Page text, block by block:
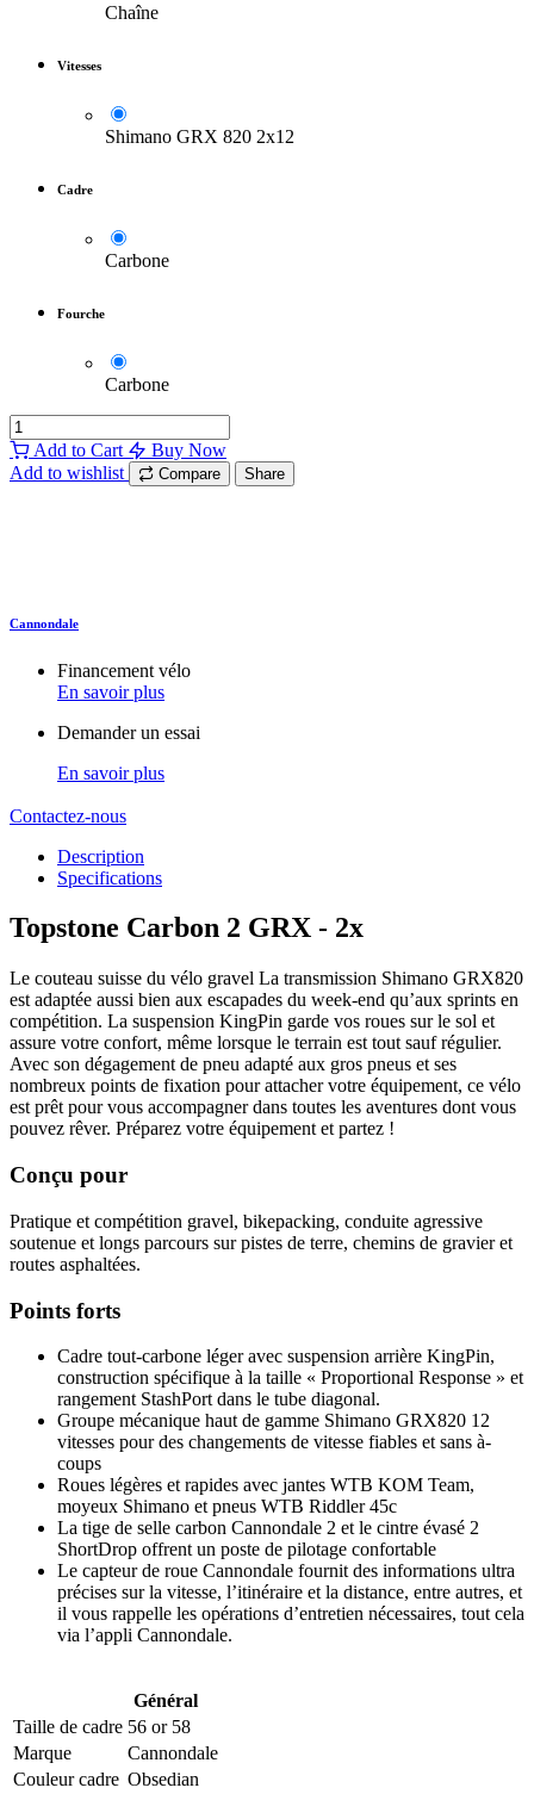
Chaîne
Vitesses
Shimano GRX 820 2x12
Cadre
Carbone
Fourche
Carbone
Add to Cart
Buy Now
Add to wishlist
Compare Share
Cannondale
Financement vélo
En savoir plus
Demander un essai
En savoir plus
Contactez-nous
Description
Specifications
Topstone Carbon 2 GRX - 2x
Le couteau suisse du vélo gravel La transmission Shimano GRX820
est adaptée aussi bien aux escapades du week-end qu’aux sprints en
compétition. La suspension KingPin garde vos roues sur le sol et
assure votre confort, même lorsque le terrain est tout sauf régulier.
Avec son dégagement de pneu adapté aux gros pneus et ses
nombreux points de fixation pour attacher votre équipement, ce vélo
est prêt pour vous accompagner dans toutes les aventures dont vous
pouvez rêver. Préparez votre équipement et partez !
Conçu pour
Pratique et compétition gravel, bikepacking, conduite agressive
soutenue et longs parcours sur pistes de terre, chemins de gravier et
routes asphaltées.
Points forts
Cadre tout-carbone léger avec suspension arrière KingPin,
construction spécifique à la taille « Proportional Response » et
rangement StashPort dans le tube diagonal.
Groupe mécanique haut de gamme Shimano GRX820 12
vitesses pour des changements de vitesse fiables et sans à-
coups
Roues légères et rapides avec jantes WTB KOM Team,
moyeux Shimano et pneus WTB Riddler 45c
La tige de selle carbon Cannondale 2 et le cintre évasé 2
ShortDrop offrent un poste de pilotage confortable
Le capteur de roue Cannondale fournit des informations ultra
précises sur la vitesse, l’itinéraire et la distance, entre autres, et
il vous rappelle les opérations d’entretien nécessaires, tout cela
via l’appli Cannondale.
Général
Taille de cadre 56 or 58
Marque
Cannondale
Couleur cadre Obsedian